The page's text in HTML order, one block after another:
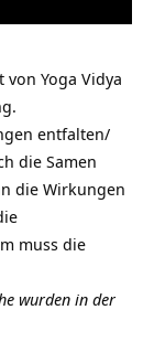
von Yoga Vidya
entfalten/
die Samen
die Wirkungen
muss die
wurden in der